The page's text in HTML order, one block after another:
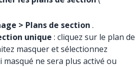
> Plans de section .
unique : cliquez sur le plan de
masquer et sélectionnez
masqué ne sera plus activé ou